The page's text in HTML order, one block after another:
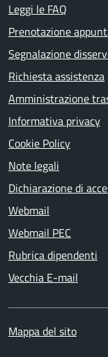
Leggi le FAQ
Prenotazione
Segnalazione
Richiesta assistenza
Amministrazione
Informativa privacy
Cookie Policy
Note legali
Dichiarazione di
Webmail
Webmail PEC
Rubrica dipendenti
Vecchia E-mail
Mappa del sito